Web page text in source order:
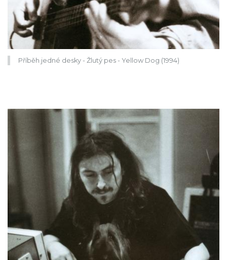
Příběh jedné desky - Žlutý pes - Yellow Dog (1994)